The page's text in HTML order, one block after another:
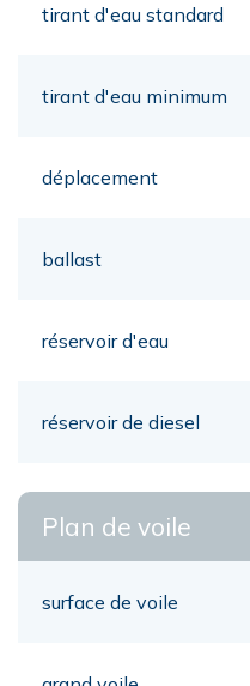
tirant d'eau standard
tirant d'eau minimum
déplacement
ballast
réservoir d'eau
réservoir de diesel
Plan de voile
surface de voile